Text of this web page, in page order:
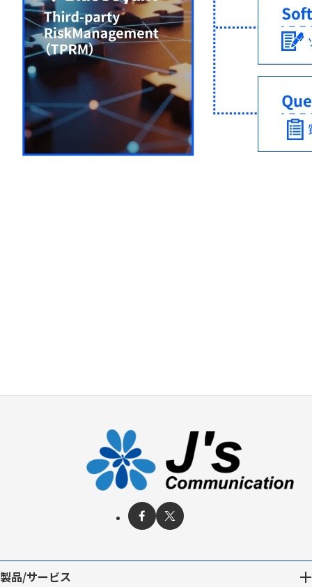
製品/サービス